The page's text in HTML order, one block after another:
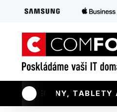
TELEFONY, TABLETY